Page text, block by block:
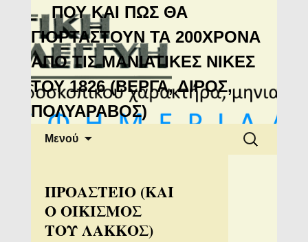
Μανιάτικη
Αλληλεγγύη
ΠΟΥ ΚΑΙ ΠΩΣ ΘΑ
ΓΙΟΡΤΑΣΤΟΥΝ ΤΑ 200ΧΡΟΝΑ
ΑΠΟ ΤΙΣ ΜΑΝΙΑΤΙΚΕΣ ΝΙΚΕΣ
ΤΟΥ 1826 (ΒΕΡΓΑ, ΔΙΡΟΣ,
ΠΟΛΥΑΡΑΒΟΣ)
Μενού
Αναζήτηση
για:
ΠΡΟΑΣΤΕΙΟ (ΚΑΙ
Ο ΟΙΚΙΣΜΟΣ
ΤΟΥ ΛΑΚΚΟΣ)